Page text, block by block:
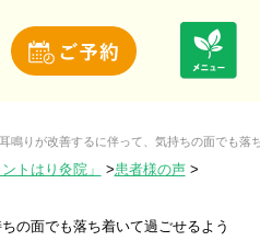
鳴りが改善するに伴って、気持ちの面でも
トはり灸院」
患者様の声
の面でも落ち着いて過ごせるよう